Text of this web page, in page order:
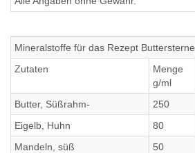
Mineralstoffe für das Rezept Buttersterne
Zutaten
Menge
g/ml
Butter, Süßrahm-
250
Eigelb, Huhn
80
Mandeln, süß
50